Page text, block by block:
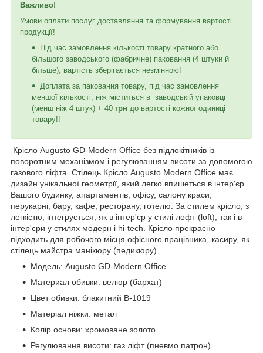
Важливо!
Умови оплати послуг доставляння та формування вартості
продукції!
Під час замовлення кількості товару кратного або
більшого заводського (фабричне) паковання (4 штуки й
більше), вартість зберігається незмінною!
Доплата за паковання товару, під час замовлення
меншої кількості, ніж міститься в заводській упаковці
(менш ніж 4 штук) + 40 грн до вартості кожної одиниці
товару!!
Крісло Augusto GD-Modern Office без підлокітників із
поворотним механізмом і регулюванням висоти за допомогою
газового ліфта. Стілець Крісло Augusto Modern Office має
дизайн унікальної геометрії, який легко впишеться в інтер'єр
Вашого будинку, апартаментів, офісу, салону краси,
перукарні, бару, кафе, ресторану, готелю. За стилем крісло, з
легкістю, інтегрується, як в інтер'єр у стилі лофт (loft), так і в
інтер'єри у стилях модерн і hi-tech. Крісло прекрасно
підходить для робочого місця офісного працівника, касиру, як
стілець майстра манікюру (педикюру).
Модель: Augusto GD-Modern Office
Материал обивки: велюр (бархат)
Цвет обивки: блакитний В-1019
Матеріал ніжки: метал
Колір основи: хромоване золото
Регулювання висоти: газ ліфт (пневмо патрон)